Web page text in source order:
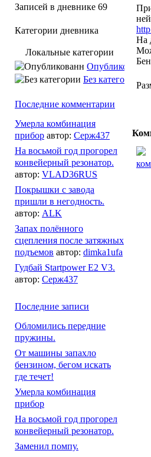
На
Записей в дневнике 69
Категории дневника
Локальные категории
Опубликованн
Без категории
Последние комментарии
Умерла комбинация
прибор автор: Серж437
На восьмой год прогорел
конвейерный резонатор.
автор: VLAD36RUS
Покрышки с завода
пришли в негодность.
автор: ALK
Запах полённого
сцепления после затяжных
подъемов автор: dimka1ufa
Гудбай Startpower E2 V3.
автор: Серж437
Последние записи
Обломились передние
пружины.
От машины запахло
бензином, бегом искать
где течет!
Умерла комбинация
прибор
На восьмой год прогорел
конвейерный резонатор.
Заменил помпу.